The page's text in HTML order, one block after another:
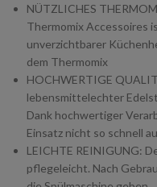
NÜTZLICHES
Thermomix Accessoires
unverzichtbarer
dem Thermomix
HOCHWERTIGE
lebensmittelechter
Dank hochwertiger
Einsatz nicht so schnell
LEICHTE REINIGUNG:
pflegeleicht. Nach